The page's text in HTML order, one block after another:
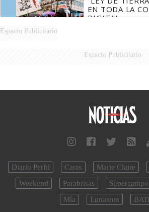
EN TODA LA
DIGITAL
Espacio Publicitario
Espacio Publicitario
Diario Perfil Caras Marie Claire
Weekend
Parabrisas Supercampo
Mía
Lunateen